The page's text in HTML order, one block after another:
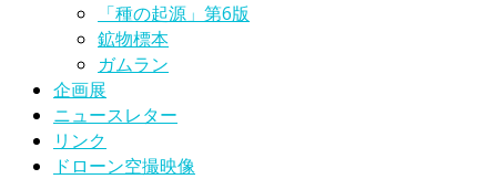
「種の起源」第6版
鉱物標本
ガムラン
企画展
ニュースレター
リンク
ドローン空撮映像